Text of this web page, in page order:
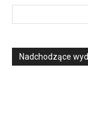
Nadchodzące